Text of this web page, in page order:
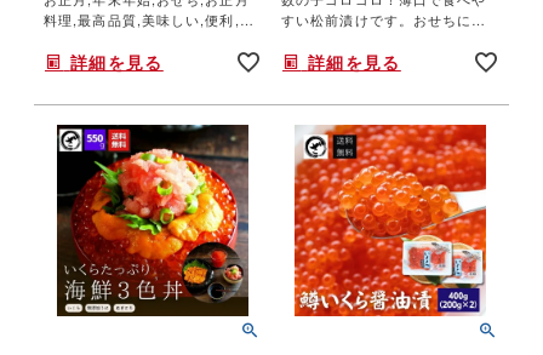
料理,最高品質,美味しい,便利,手
詳細を見る
すい松前漬けです。おせちにも
詳細を見る